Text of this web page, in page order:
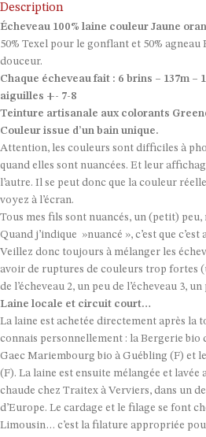
Description
Écheveau 100% laine couleur Jaune
50% Texel pour le gonflant et 50%
douceur.
Chaque écheveau fait : 6 brins – 137m –
aiguilles +- 7-8
Teinture artisanale aux colorants
Couleur issue d’un bain unique.
Attention, les couleurs sont difficiles à
quand elles sont nuancées. Et leur
l’autre. Il se peut donc que la couleur
voyez à l’écran.
Tous mes fils sont nuancés, un (petit)
Quand j’indique »nuancé », c’est que c’est
Veillez donc toujours à mélanger les
avoir de ruptures de couleurs trop fortes
de l’écheveau 2, un peu de l’écheveau 3,
Laine locale et circuit court…
La laine est achetée directement après la
connais personnellement : la Bergerie bio
Gaec Mariembourg bio à Guébling (F) et
(F). La laine est ensuite mélangée et lavée
chaude chez Traitex à Verviers, dans un
d’Europe. Le cardage et le filage se font
Limousin… c’est la filature appropriée